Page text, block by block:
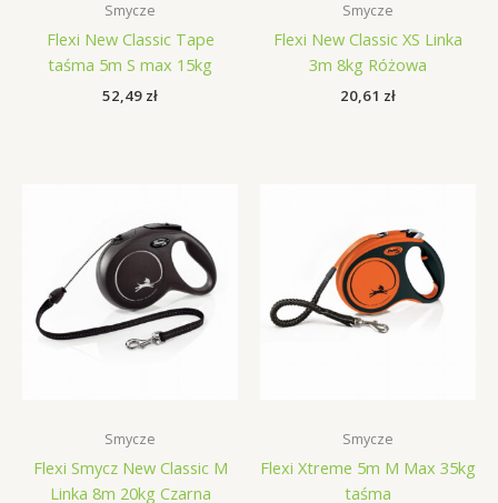
Smycze
Flexi New Classic Tape
taśma 5m S max 15kg
52,49 zł
Smycze
Flexi New Classic XS Linka
3m 8kg Różowa
20,61 zł
Smycze
Flexi Smycz New Classic M
Linka 8m 20kg Czarna
Smycze
Flexi Xtreme 5m M Max 35kg
taśma